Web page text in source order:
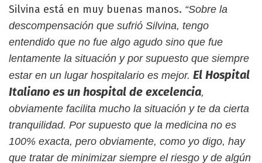
Silvina está en muy buenas manos. “Sobre la
descompensación que sufrió Silvina, tengo
entendido que no fue algo agudo sino que fue
lentamente la situación y por supuesto que siempre
estar en un lugar hospitalario es mejor. El Hospital
Italiano es un hospital de excelencia,
obviamente facilita mucho la situación y te da cierta
tranquilidad. Por supuesto que la medicina no es
100% exacta, pero obviamente, como yo digo, hay
que tratar de minimizar siempre el riesgo y de algún